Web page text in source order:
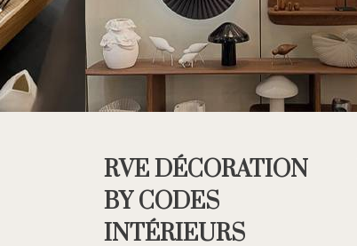
RVE DÉCORATION
BY CODES
INTÉRIEURS